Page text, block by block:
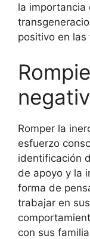
la importancia
positivo en
Romper la
esfuerzo
identificación
de apoyo y la
forma de
trabajar en
con sus